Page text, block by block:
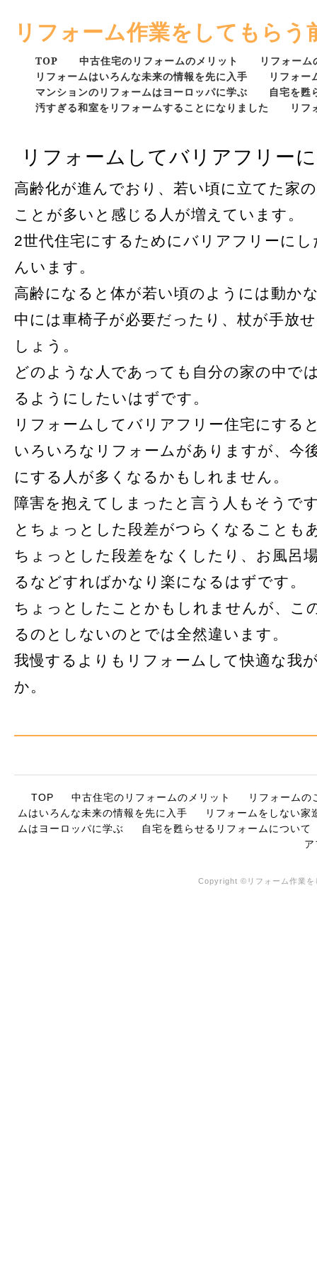
リフォーム作業をしてもらう
TOP 中古住宅のリフォームのメリット
リフォー
リフォームはいろんな未来の情報を先に入手
リフォー
マンションのリフォームはヨーロッパに学ぶ
自宅を甦
汚すぎる和室をリフォームすることになりました
リフ
リフォームしてバリアフリー
高齢化が進んでおり、若い頃に立てた家
ことが多いと感じる人が増えています。
2世代住宅にするためにバリアフリーに
んいます。
高齢になると体が若い頃のようには動か
中には車椅子が必要だったり、杖が手放
しょう。
どのような人であっても自分の家の中で
るようにしたいはずです。
リフォームしてバリアフリー住宅にする
いろいろなリフォームがありますが、今
にする人が多くなるかもしれません。
障害を抱えてしまったと言う人もそうで
とちょっとした段差がつらくなることも
ちょっとした段差をなくしたり、お風呂
るなどすればかなり楽になるはずです。
ちょっとしたことかもしれませんが、こ
るのとしないのとでは全然違います。
我慢するよりもリフォームして快適な我
か。
TOP 中古住宅のリフォームのメリット
リフォームの
ムはいろんな未来の情報を先に入手
リフォームをしない家
ムはヨーロッパに学ぶ
自宅を甦らせるリフォームについて
Copyright ©リフォーム作業